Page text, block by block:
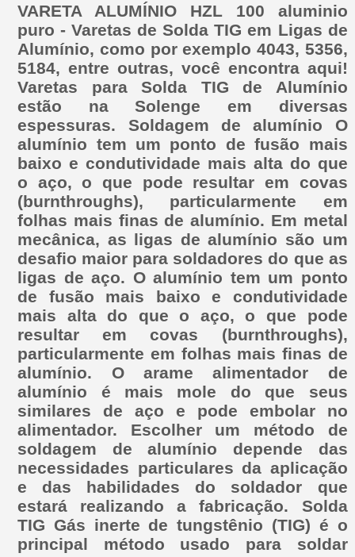
VARETA ALUMÍNIO HZL 100 aluminio
puro - Varetas de Solda TIG em Ligas de
Alumínio, como por exemplo 4043, 5356,
5184, entre outras, você encontra aqui!
Varetas para Solda TIG de Alumínio
estão na Solenge em diversas
espessuras. Soldagem de alumínio O
alumínio tem um ponto de fusão mais
baixo e condutividade mais alta do que
o aço, o que pode resultar em covas
(burnthroughs), particularmente em
folhas mais finas de alumínio. Em metal
mecânica, as ligas de alumínio são um
desafio maior para soldadores do que as
ligas de aço. O alumínio tem um ponto
de fusão mais baixo e condutividade
mais alta do que o aço, o que pode
resultar em covas (burnthroughs),
particularmente em folhas mais finas de
alumínio. O arame alimentador de
alumínio é mais mole do que seus
similares de aço e pode embolar no
alimentador. Escolher um método de
soldagem de alumínio depende das
necessidades particulares da aplicação
e das habilidades do soldador que
estará realizando a fabricação. Solda
TIG Gás inerte de tungstênio (TIG) é o
principal método usado para soldar